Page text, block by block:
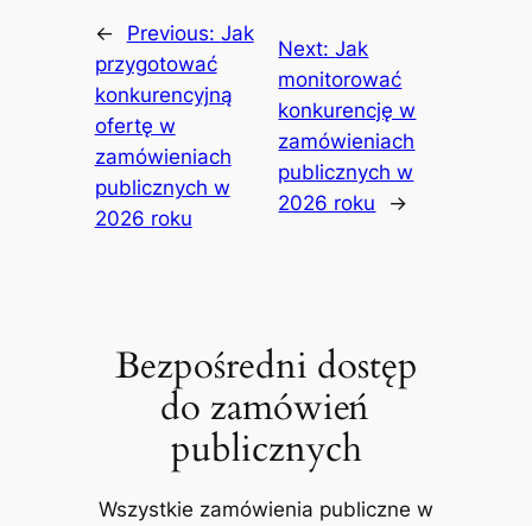
← Previous: Jak
przygotować
konkurencyjną
ofertę w
zamówieniach
publicznych w
2026 roku
Next:Jak
monitorować
konkurencję w
zamówieniach
publicznych w
2026 roku
→
Bezpośredni dostęp
do zamówień
publicznych
Wszystkie zamówienia publiczne w